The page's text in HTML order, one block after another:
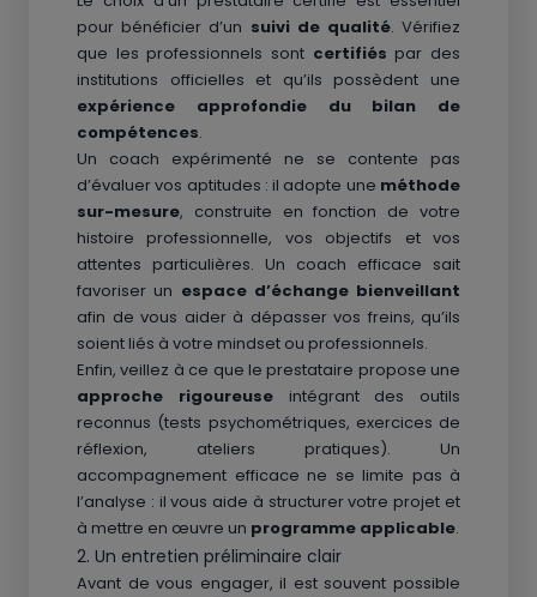
pour bénéficier d’un suivi de qualité. Vérifiez
que les professionnels sont certifiés par des
institutions officielles et qu’ils possèdent une
expérience approfondie du bilan de
compétences.
Un coach expérimenté ne se contente pas
d’évaluer vos aptitudes : il adopte une méthode
sur-mesure, construite en fonction de votre
histoire professionnelle, vos objectifs et vos
attentes particulières. Un coach efficace sait
favoriser un espace d’échange bienveillant
afin de vous aider à dépasser vos freins, qu’ils
soient liés à votre mindset ou professionnels.
Enfin, veillez à ce que le prestataire propose une
approche rigoureuseintégrant des outils
reconnus (tests psychométriques, exercices de
réflexion, ateliers pratiques). Un
accompagnement efficace ne se limite pas à
l’analyse : il vous aide à structurer votre projet et
à mettre en œuvre un programme applicable.
2. Un entretien préliminaire clair
Avant de vous engager, il est souvent possible